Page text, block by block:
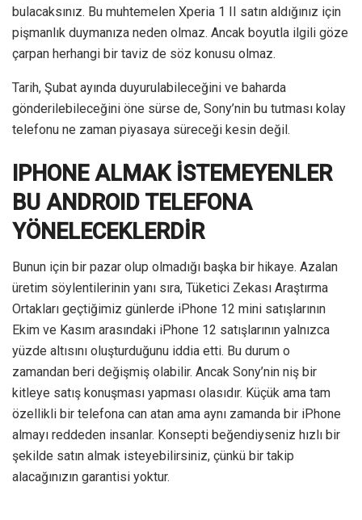
bulacaksınız. Bu muhtemelen Xperia 1 II satın aldığınız için
pişmanlık duymanıza neden olmaz. Ancak boyutla ilgili göze
çarpan herhangi bir taviz de söz konusu olmaz.
Tarih, Şubat ayında duyurulabileceğini ve baharda
gönderilebileceğini öne sürse de, Sony’nin bu tutması kolay
telefonu ne zaman piyasaya süreceği kesin değil.
IPHONE ALMAK İSTEMEYENLER
BU ANDROID TELEFONA
YÖNELECEKLERDİR
Bunun için bir pazar olup olmadığı başka bir hikaye. Azalan
üretim söylentilerinin yanı sıra, Tüketici Zekası Araştırma
Ortakları geçtiğimiz günlerde iPhone 12 mini satışlarının
Ekim ve Kasım arasındaki iPhone 12 satışlarının yalnızca
yüzde altısını oluşturduğunu iddia etti. Bu durum o
zamandan beri değişmiş olabilir. Ancak Sony’nin niş bir
kitleye satış konuşması yapması olasıdır. Küçük ama tam
özellikli bir telefona can atan ama aynı zamanda bir iPhone
almayı reddeden insanlar. Konsepti beğendiyseniz hızlı bir
şekilde satın almak isteyebilirsiniz, çünkü bir takip
alacağınızın garantisi yoktur.